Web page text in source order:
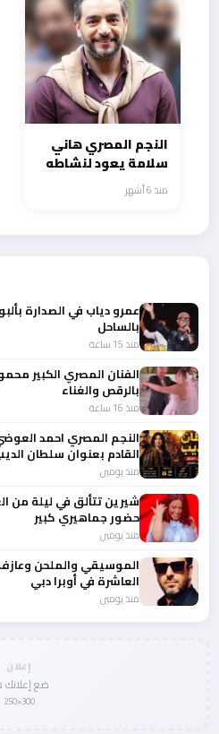
النجم المصري هاني
سلامة يعود لنشاطه
بعد غياب مع الحارسمنذ 6 أشهر
عمرو دياب في الصدارة
بالساحل
منذ 15 ساعة
الفنان المصري الكبير
بالرقص والغناء
منذ 16 ساعة
النجم المصري احمد
القادم بعنوان سلطان
منذ يومين
شيرين تتألق في ليلة من
حضور جماهيري كبير
منذ يومين
الموسيقي والملحن وعازف
العاشرة في أوبرا دبي
منذ يومين
إعلان
ضع إعلانك
300×250